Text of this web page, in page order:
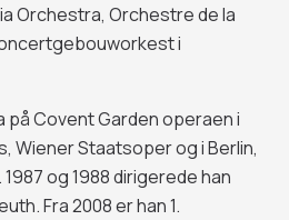
Orchestra, Orchestre de la
i
på Covent Garden operaen i
Wiener Staatsoper og i Berlin,
og 1988 dirigerede han
Fra 2008 er han 1.